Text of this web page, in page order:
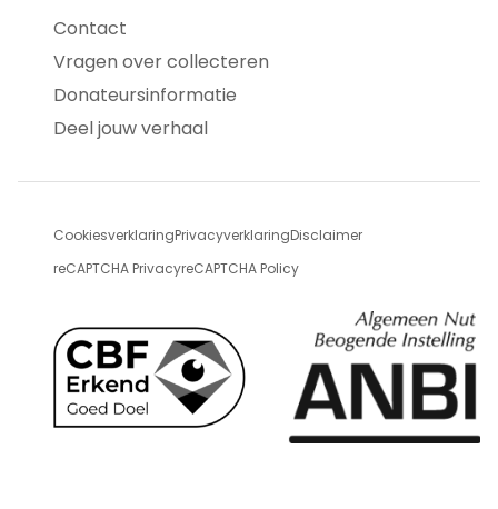
Contact
Vragen over collecteren
Donateursinformatie
Deel jouw verhaal
CookiesverklaringPrivacyverklaringDisclaimer
reCAPTCHA PrivacyreCAPTCHA Policy